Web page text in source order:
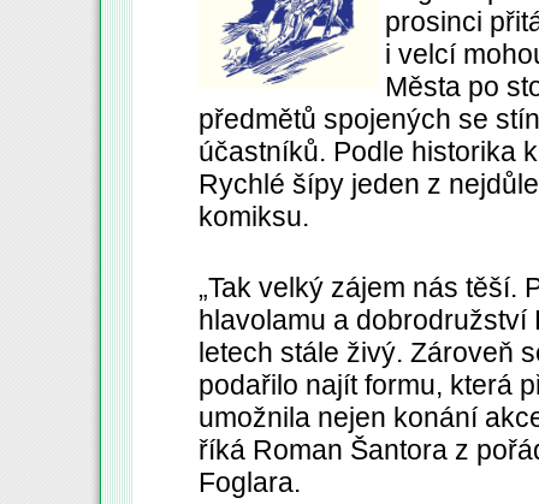
prosinci
i velcí
Města po
předmětů spojených se
účastníků. Podle historika
Rychlé šípy jeden z
komiksu.
„Tak velký zájem nás těší.
hlavolamu a
letech stále živý. Zároveň
podařilo najít formu, která
umožnila nejen konání
říká Roman Šantora z
Foglara.